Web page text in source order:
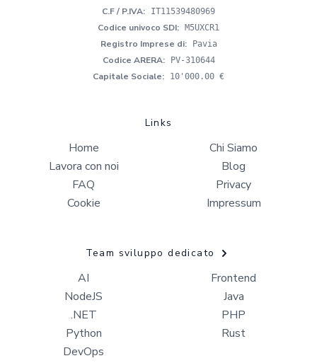
C.F / P.IVA: IT11539480969
Codice univoco SDI: M5UXCR1
Registro Imprese di: Pavia
Codice ARERA: PV-310644
Capitale Sociale: 10'000.00 €
Links
Home
Chi Siamo
Lavora con noi
Blog
FAQ
Privacy
Cookie
Impressum
Team sviluppo dedicato
AI
Frontend
NodeJS
Java
.NET
PHP
Python
Rust
DevOps